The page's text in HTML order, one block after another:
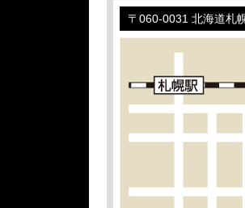
〒060-0031 北海道札